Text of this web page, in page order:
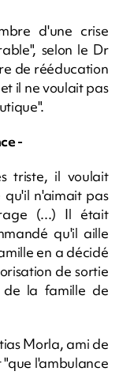
d'une crise
selon le Dr
de rééducation
il ne voulait pas
-
triste, il voulait
n'aimait pas
(...) Il était
qu'il aille
en a décidé
de sortie
de la famille de
Morla, ami de
l'ambulance